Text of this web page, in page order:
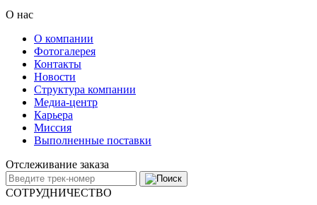
О нас
О компании
Фотогалерея
Контакты
Новости
Структура компании
Медиа-центр
Карьера
Миссия
Выполненные поставки
Отслеживание заказа
СОТРУДНИЧЕСТВО